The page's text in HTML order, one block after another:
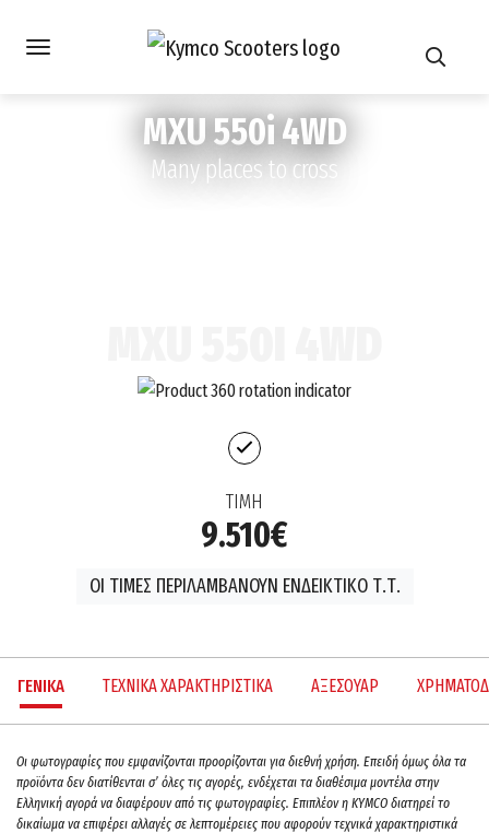
MXU 550i 4WD
Many places to cross
ΤΙΜΗ
9.510€
ΟΙ ΤΙΜΕΣ ΠΕΡΙΛΑΜΒΑΝΟΥΝ ΕΝΔΕΙΚΤΙΚΟ Τ.Τ.
ΓΕΝΙΚΑ ΤΕΧΝΙΚΑ ΧΑΡΑΚΤΗΡΙΣΤΙΚΑ ΑΞΕΣΟΥΑΡ
Oι φωτογραφίες που εμφανίζονται προορίζονται για διεθνή χρήση. Επειδή όμως όλα τα
προϊόντα δεν διατίθενται σ’ όλες τις αγορές, ενδέχεται τα διαθέσιμα μοντέλα στην
Ελληνική αγορά να διαφέρουν από τις φωτογραφίες. Επιπλέον η KYMCO διατηρεί το
δικαίωμα να επιφέρει αλλαγές σε λεπτομέρειες που αφορούν τεχνικά χαρακτηριστικά